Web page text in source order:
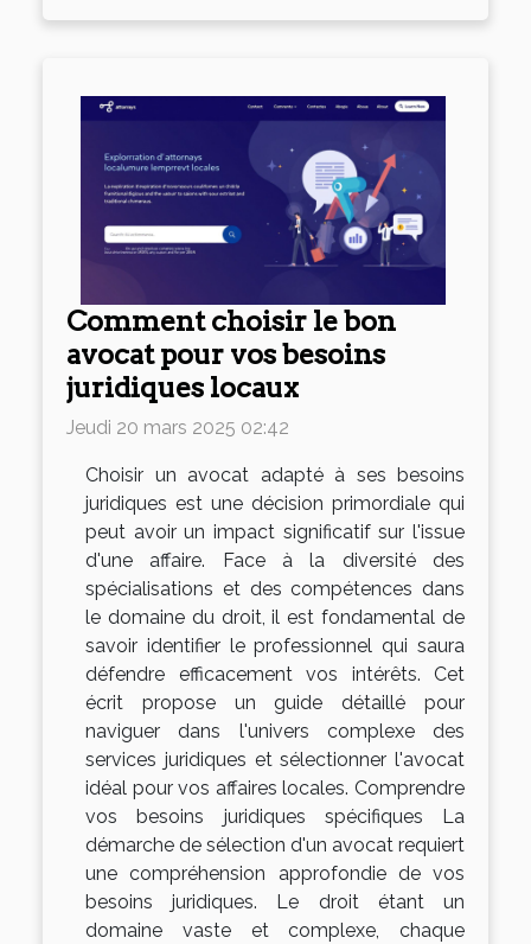
Comment choisir le bon
avocat pour vos besoins
juridiques locaux
Jeudi 20 mars 2025 02:42
Choisir un avocat adapté à ses besoins
juridiques est une décision primordiale qui
peut avoir un impact significatif sur l'issue
d'une affaire. Face à la diversité des
spécialisations et des compétences dans
le domaine du droit, il est fondamental de
savoir identifier le professionnel qui saura
défendre efficacement vos intérêts. Cet
écrit propose un guide détaillé pour
naviguer dans l'univers complexe des
services juridiques et sélectionner l'avocat
idéal pour vos affaires locales. Comprendre
vos besoins juridiques spécifiques La
démarche de sélection d'un avocat requiert
une compréhension approfondie de vos
besoins juridiques. Le droit étant un
domaine vaste et complexe, chaque